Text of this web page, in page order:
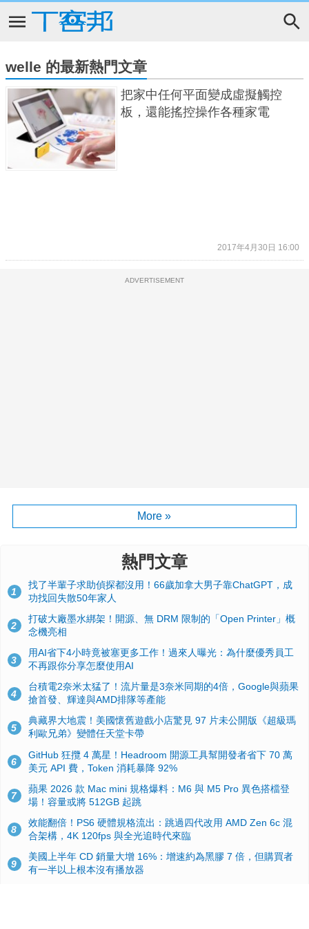
welle 的最新熱門文章
把家中任何平面變成虛擬觸控
板，還能搖控操作各種家電
2017年4月30日 16:00
ADVERTISEMENT
More »
熱門文章
1
找了半輩子求助偵探都沒用！66歲加拿大男子靠ChatGPT，成
功找回失散50年家人
2
打破大廠墨水綁架！開源、無 DRM 限制的「Open Printer」概
念機亮相
3
用AI省下4小時竟被塞更多工作！過來人曝光：為什麼優秀員工
不再跟你分享怎麼使用AI
4
台積電2奈米太猛了！流片量是3奈米同期的4倍，Google與蘋果
搶首發、輝達與AMD排隊等產能
5
典藏界大地震！美國懷舊遊戲小店驚見 97 片未公開版《超級瑪
利歐兄弟》變體任天堂卡帶
6
GitHub 狂攬 4 萬星！Headroom 開源工具幫開發者省下 70 萬
美元 API 費，Token 消耗暴降 92%
7
蘋果 2026 款 Mac mini 規格爆料：M6 與 M5 Pro 異色搭檔登
場！容量或將 512GB 起跳
8
效能翻倍！PS6 硬體規格流出：跳過四代改用 AMD Zen 6c 混
合架構，4K 120fps 與全光追時代來臨
9
美國上半年 CD 銷量大增 16%：增速約為黑膠 7 倍，但購買者
有一半以上根本沒有播放器